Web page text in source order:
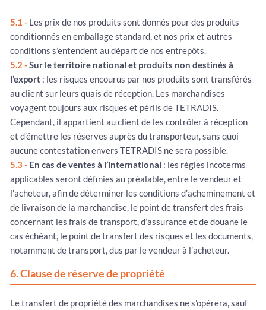
5.1 - Les prix de nos produits sont donnés pour des produits
conditionnés en emballage standard, et nos prix et autres
conditions s’entendent au départ de nos entrepôts.
5.2 -Sur le territoire national et produits non destinés à
l’export : les risques encourus par nos produits sont transférés
au client sur leurs quais de réception. Les marchandises
voyagent toujours aux risques et périls de TETRADIS.
Cependant, il appartient au client de les contrôler à réception
et d’émettre les réserves auprès du transporteur, sans quoi
aucune contestation envers TETRADIS ne sera possible.
5.3 - En cas de ventes à l’international : les règles incoterms
applicables seront définies au préalable, entre le vendeur et
l’acheteur, afin de déterminer les conditions d’acheminement et
de livraison de la marchandise, le point de transfert des frais
concernant les frais de transport, d’assurance et de douane le
cas échéant, le point de transfert des risques et les documents,
notamment de transport, dus par le vendeur à l’acheteur.
6. Clause de réserve de propriété
Le transfert de propriété des marchandises ne s'opérera, sauf